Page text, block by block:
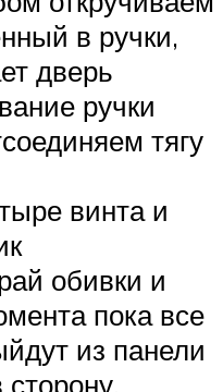
в ручки,
дверь
ручки
тягу
винта и
обивки и
пока все
из панели